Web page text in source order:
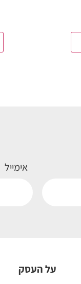
אימייל
על העסק